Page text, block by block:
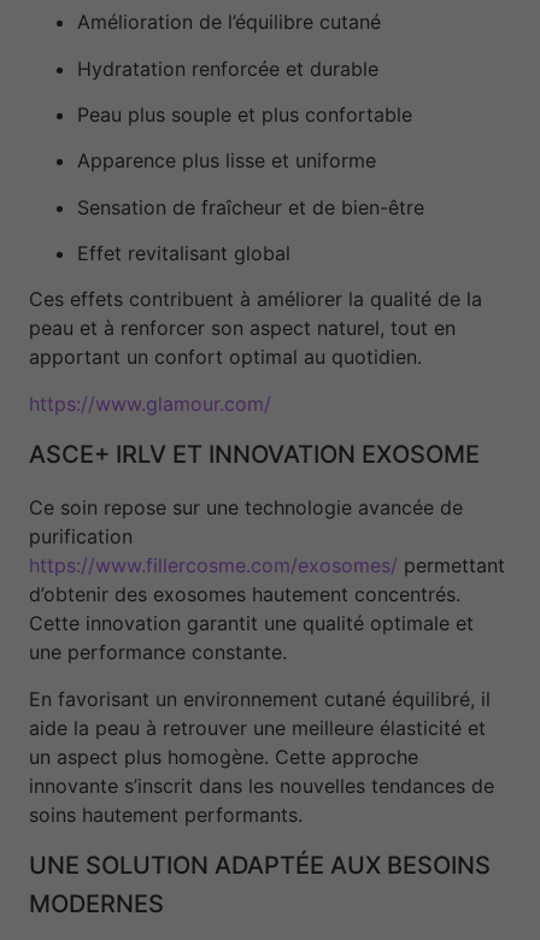
Amélioration de l’équilibre cutané
Hydratation renforcée et durable
Peau plus souple et plus confortable
Apparence plus lisse et uniforme
Sensation de fraîcheur et de bien-être
Effet revitalisant global
Ces effets contribuent à améliorer la qualité de la
peau et à renforcer son aspect naturel, tout en
apportant un confort optimal au quotidien.
https://www.glamour.com/
ASCE+ IRLV ET INNOVATION EXOSOME
Ce soin repose sur une technologie avancée de
purification
https://www.fillercosme.com/exosomes/ permettant
d’obtenir des exosomes hautement concentrés.
Cette innovation garantit une qualité optimale et
une performance constante.
En favorisant un environnement cutané équilibré, il
aide la peau à retrouver une meilleure élasticité et
un aspect plus homogène. Cette approche
innovante s’inscrit dans les nouvelles tendances de
soins hautement performants.
UNE SOLUTION ADAPTÉE AUX BESOINS
MODERNES